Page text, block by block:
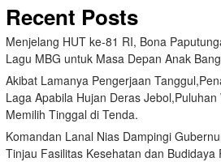
Recent Posts
Menjelang HUT ke-81 RI, Bona
Lagu MBG untuk Masa Depan Anak
Akibat Lamanya Pengerjaan
Laga Apabila Hujan Deras
Memilih Tinggal di Tenda.
Komandan Lanal Nias Dampingi
Tinjau Fasilitas Kesehatan dan Budidaya